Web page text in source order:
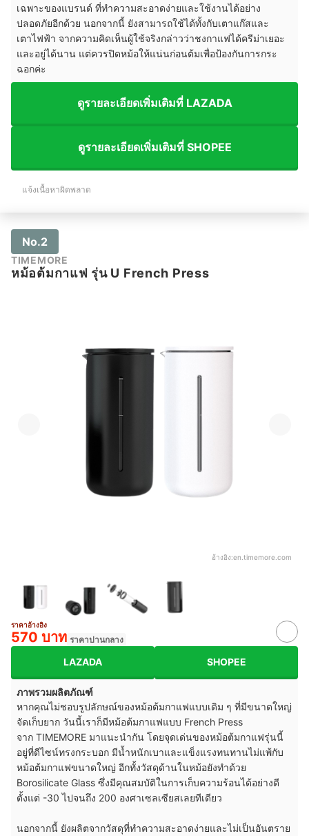
เฉพาะของแบรนด์ ที่ทำความสะอาดง่ายและใช้งานได้อย่าง
ปลอดภัยอีกด้วย นอกจากนี้ ยังสามารถใช้ได้ทั้งกับเตาแก๊สและ
เตาไฟฟ้า จากความคิดเห็นผู้ใช้จริงกล่าวว่าชงกาแฟได้ครีม่าเยอะ
และอยู่ได้นาน แต่ควรปิดหม้อให้แน่นก่อนต้มเพื่อป้องกันการกระ
ฉอกค่ะ
ดูรายละเอียดเพิ่มเติมที่ LAZADA
ดูรายละเอียดเพิ่มเติมที่ SHOPEE
แจ้งเนื้อหาผิดพลาด
No.2
TIMEMORE
หม้อต้มกาแฟ รุ่น U French Press
อ้างอิง:en.timemore.com
ราคาอ้างอิง
570 บาท ราคาปานกลาง
LAZADA SHOPEE
ภาพรวมผลิตภัณฑ์
หากคุณไม่ชอบรูปลักษณ์ของหม้อต้มกาแฟแบบเดิม ๆ ที่มีขนาดใหญ่
จัดเก็บยาก วันนี้เราก็มีหม้อต้มกาแฟแบบ French Press
จาก TIMEMORE มาแนะนำกัน โดยจุดเด่นของหม้อต้มกาแฟรุ่นนี้
อยู่ที่ดีไซน์ทรงกระบอก มีน้ำหนักเบาและแข็งแรงทนทานไม่แพ้กับ
หม้อต้มกาแฟขนาดใหญ่ อีกทั้งวัสดุด้านในหม้อยังทำด้วย
Borosilicate Glass ซึ่งมีคุณสมบัติในการเก็บความร้อนได้อย่างดี
ตั้งแต่ -30 ไปจนถึง 200 องศาเซลเซียสเลยทีเดียว
นอกจากนี้ ยังผลิตจากวัสดุที่ทำความสะอาดง่ายและไม่เป็นอันตราย